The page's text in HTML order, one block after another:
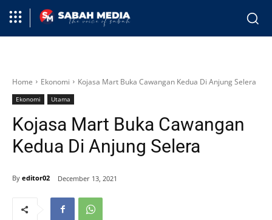
Home Ekonomi Kojasa Mart Buka Cawangan Kedua Di Anjung Selera
Ekonomi Utama
Kojasa Mart Buka Cawangan
Kedua Di Anjung Selera
By editor02 December 13, 2021